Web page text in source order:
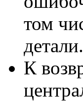
том
детали.
К